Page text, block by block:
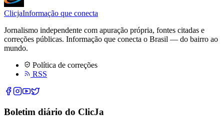
ClicjaInformação que conecta
Jornalismo independente com apuração própria, fontes citadas e
correções públicas. Informação que conecta o Brasil — do bairro ao
mundo.
Política de correções
RSS
Boletim diário do ClicJa